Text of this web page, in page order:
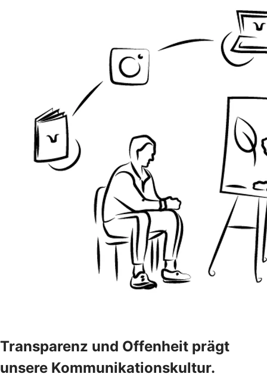
Transparenz und Offenheit prägt
unsere Kommunikationskultur.